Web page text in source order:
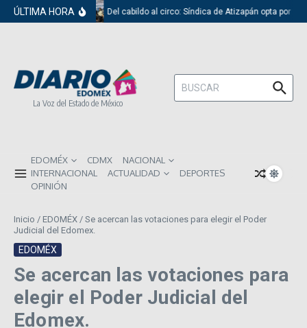
Saltar al contenido
ÚLTIMA HORA Del cabildo al circo: Síndica de Atizapán opta por el
La Voz del Estado de México
Buscar:
EDOMÉX CDMX
NACIONAL
INTERNACIONAL
ACTUALIDAD
DEPORTES
OPINIÓN
Inicio / EDOMÉX / Se acercan las votaciones para elegir el Poder
Judicial del Edomex.
EDOMÉX
Se acercan las votaciones para
elegir el Poder Judicial del
Edomex.